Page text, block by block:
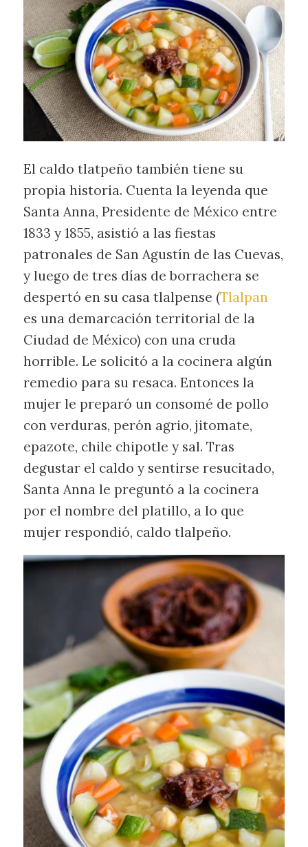
El caldo tlatpeño también tiene su
propia historia. Cuenta la leyenda que
Santa Anna, Presidente de México entre
1833 y 1855, asistió a las fiestas
patronales de San Agustín de las Cuevas,
y luego de tres días de borrachera se
despertó en su casa tlalpense (Tlalpan
es una demarcación territorial de la
Ciudad de México) con una cruda
horrible. Le solicitó a la cocinera algún
remedio para su resaca. Entonces la
mujer le preparó un consomé de pollo
con verduras, perón agrio, jitomate,
epazote, chile chipotle y sal. Tras
degustar el caldo y sentirse resucitado,
Santa Anna le preguntó a la cocinera
por el nombre del platillo, a lo que
mujer respondió, caldo tlalpeño.